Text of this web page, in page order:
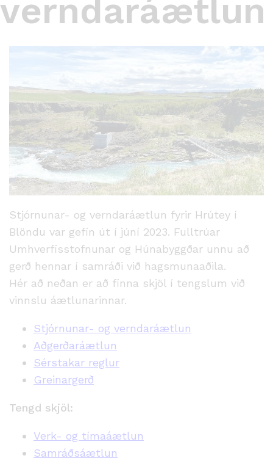
verndaráætlun
Stjórnunar- og verndaráætlun fyrir Hrútey í
Blöndu var gefin út í júní 2023. Fulltrúar
Umhverfisstofnunar og Húnabyggðar unnu að
gerð hennar í samráði við hagsmunaaðila.
Hér að neðan er að finna skjöl í tengslum við
vinnslu áætlunarinnar.
Stjórnunar- og verndaráætlun
Aðgerðaráætlun
Sérstakar reglur
Greinargerð
Tengd skjöl:
Verk- og tímaáætlun
Samráðsáætlun